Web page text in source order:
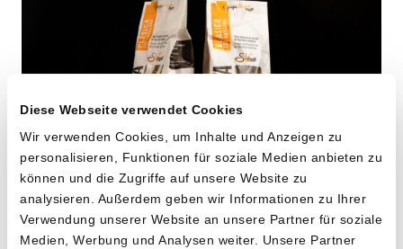
Diese Webseite verwendet Cookies
Wir verwenden Cookies, um Inhalte und Anzeigen zu
personalisieren, Funktionen für soziale Medien anbieten zu
können und die Zugriffe auf unsere Website zu
analysieren. Außerdem geben wir Informationen zu Ihrer
Verwendung unserer Website an unsere Partner für soziale
Medien, Werbung und Analysen weiter. Unsere Partner
Maccheroni aus alten